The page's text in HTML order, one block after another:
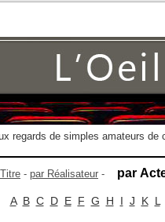
regards de simples amateurs de
- par Réalisateur - par
A B C D E F G H I J K L